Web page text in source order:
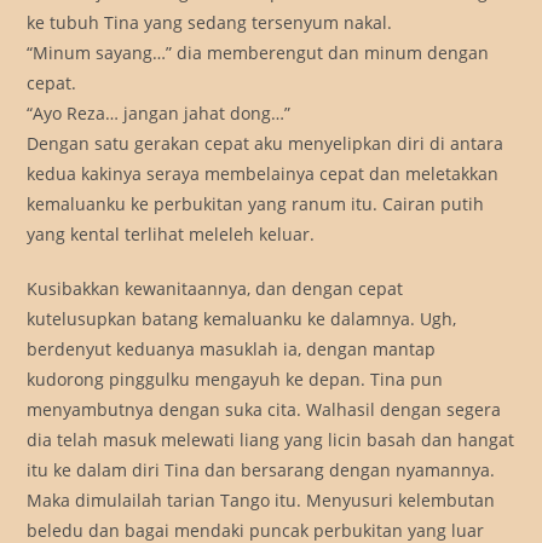
ke tubuh Tina yang sedang tersenyum nakal.
“Minum sayang…” dia memberengut dan minum dengan
cepat.
“Ayo Reza… jangan jahat dong…”
Dengan satu gerakan cepat aku menyelipkan diri di antara
kedua kakinya seraya membelainya cepat dan meletakkan
kemaluanku ke perbukitan yang ranum itu. Cairan putih
yang kental terlihat meleleh keluar.
Kusibakkan kewanitaannya, dan dengan cepat
kutelusupkan batang kemaluanku ke dalamnya. Ugh,
berdenyut keduanya masuklah ia, dengan mantap
kudorong pinggulku mengayuh ke depan. Tina pun
menyambutnya dengan suka cita. Walhasil dengan segera
dia telah masuk melewati liang yang licin basah dan hangat
itu ke dalam diri Tina dan bersarang dengan nyamannya.
Maka dimulailah tarian Tango itu. Menyusuri kelembutan
beledu dan bagai mendaki puncak perbukitan yang luar